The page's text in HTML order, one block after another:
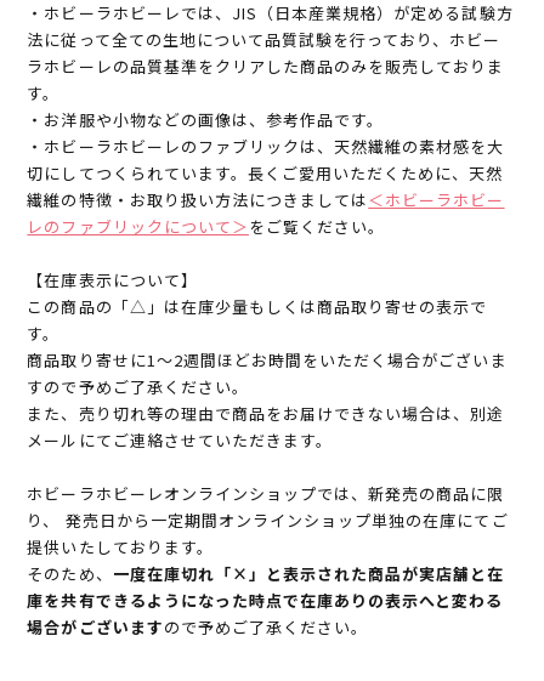
・ホビーラホビーレでは、JIS（日本産業規格）が定める試験方
法に従って全ての生地について品質試験を行っており、ホビー
ラホビーレの品質基準をクリアした商品のみを販売しておりま
す。
・お洋服や小物などの画像は、参考作品です。
・ホビーラホビーレのファブリックは、天然繊維の素材感を大
切にしてつくられています。長くご愛用いただくために、天然
繊維の特徴・お取り扱い方法につきましては＜ホビーラホビー
レのファブリックについて＞ をご覧ください。
【在庫表示について】
この商品の「△」は在庫少量もしくは商品取り寄せの表示で
す。
商品取り寄せに1～2週間ほどお時間をいただく場合がございま
すので予めご了承ください。
また、売り切れ等の理由で商品をお届けできない場合は、別途
メールにてご連絡させていただきます。
ホビーラホビーレオンラインショップでは、新発売の商品に限
り、 発売日から一定期間オンラインショップ単独の在庫にてご
提供いたしております。
そのため、 一度在庫切れ「×」と表示された商品が実店舗と在
庫を共有できるようになった時点で在庫ありの表示へと変わる
場合がございますので予めご了承ください。